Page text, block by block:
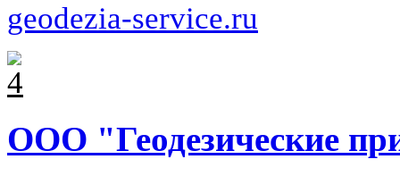
geodezia-service.ru
ООО "Геодезические